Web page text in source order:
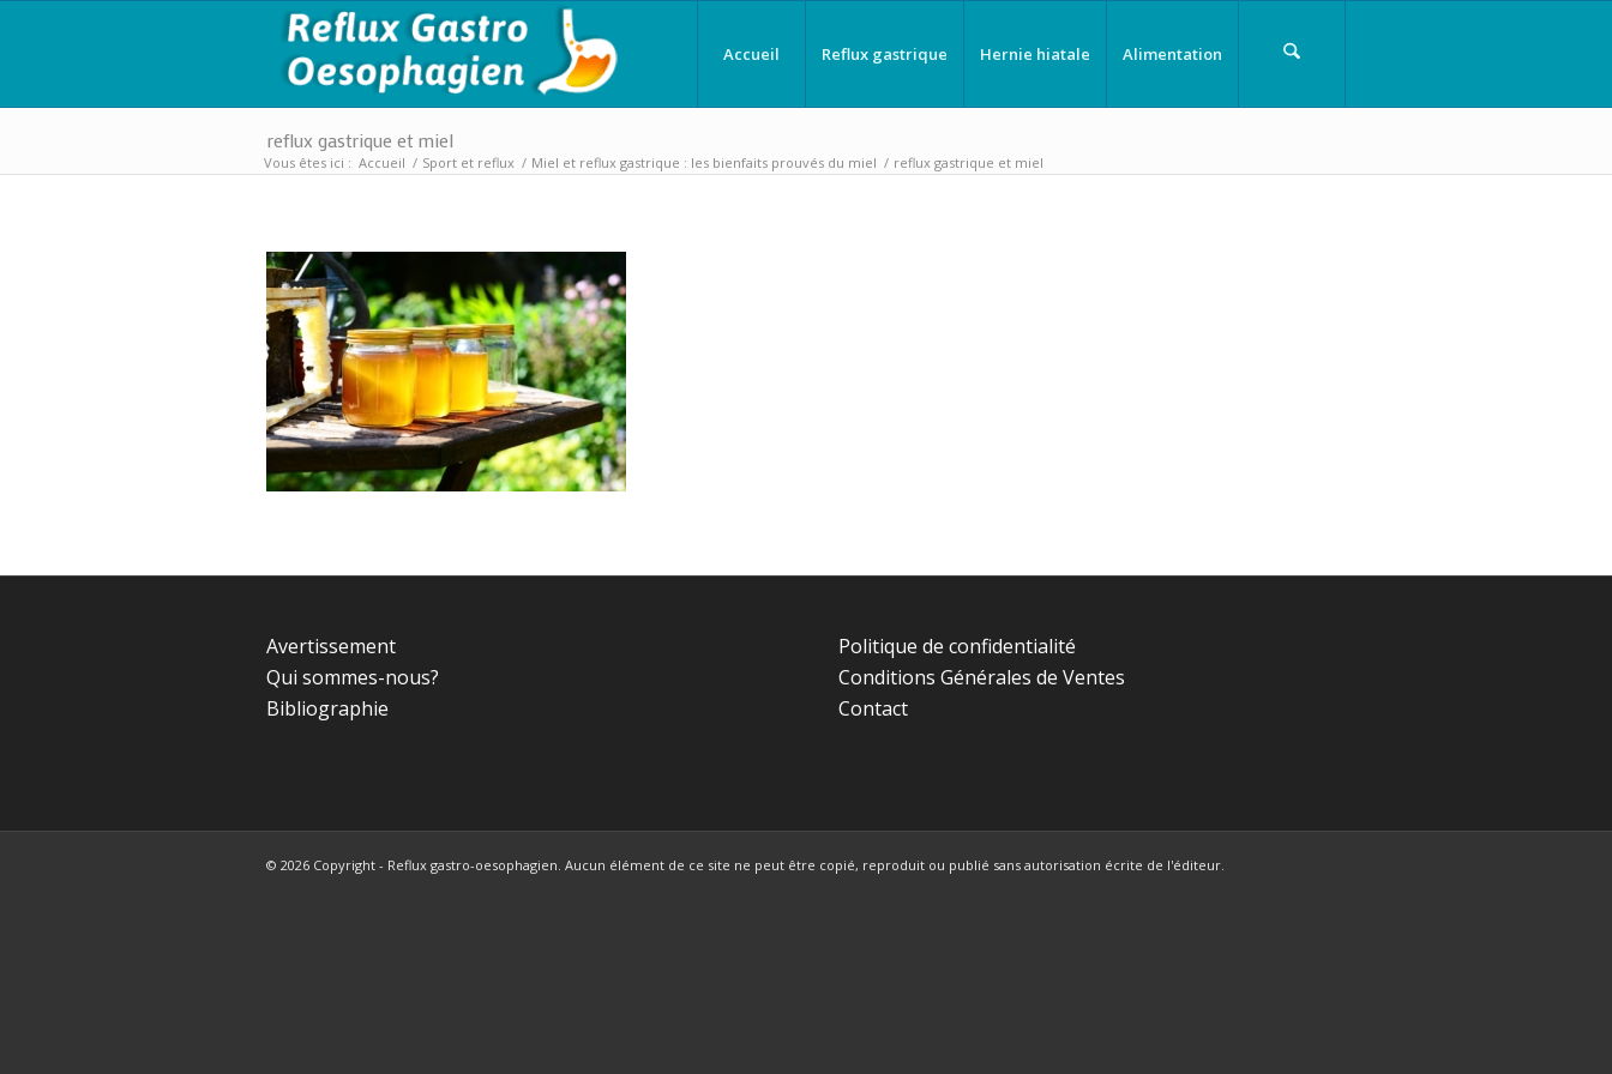
Accueil Reflux gastrique Hernie hiatale Alimentation
reflux gastrique et miel
Vous êtes ici : Accueil / Sport et reflux / Miel et reflux gastrique : les bienfaits prouvés du miel / reflux gastrique et miel
Avertissement
Qui sommes-nous?
Bibliographie
Politique de confidentialité
Conditions Générales de Ventes
Contact
© 2026 Copyright - Reflux gastro-oesophagien. Aucun élément de ce site ne peut être copié, reproduit ou publié sans autorisation écrite de l'éditeur.